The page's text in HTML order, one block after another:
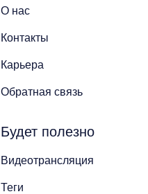
О нас
Контакты
Карьера
Обратная связь
Будет полезно
Видеотрансляция
Теги